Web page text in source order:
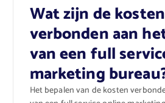
Wat zijn de kosten
verbonden aan
van een full
marketing
Het bepalen van de kosten